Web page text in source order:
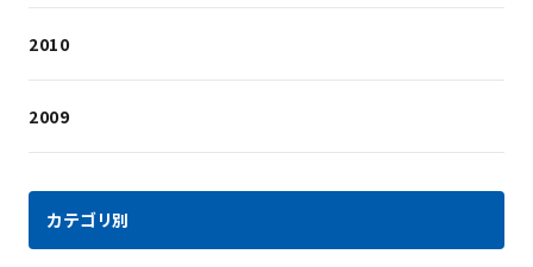
2010
2009
カテゴリ別